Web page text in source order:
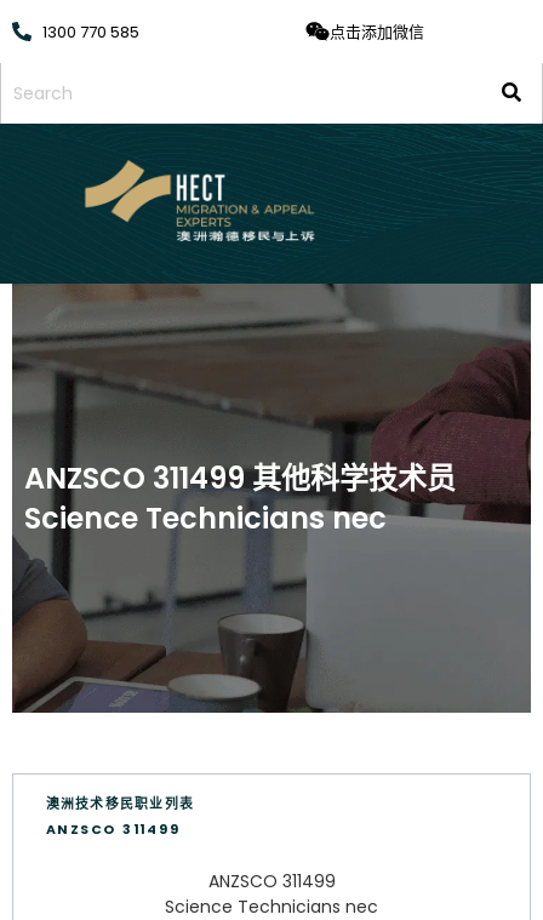
1300 770 585 点击添加微信
ANZSCO 311499 其他科学技术员
Science Technicians nec
澳洲技术移民职业列表
ANZSCO 311499
ANZSCO 311499
Science Technicians nec